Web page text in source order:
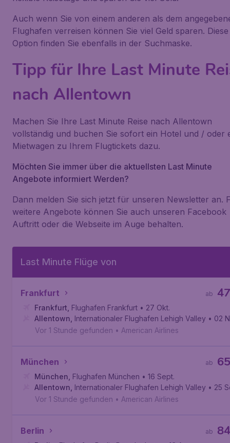
Auch wenn Sie von einem anderen als dem
Flughafen verreisen können Sie viel Geld sparen. Diese
Option finden Sie ebenfalls in der Suchmaske.
Tipp für Ihre Last Minute
nach Allentown
Machen Sie Ihre Last Minute Reise nach Allentown
vollständig und buchen Sie sofort ein Hotel und / oder
Mietwagen zu Ihrem Flugtickets dazu.
Möchten Sie immer über die aktuellsten Last Minute
Angebote informiert Werden?
Dann melden Sie sich jetzt für unseren Newsletter an.
weitere Angebote können Sie auch unseren Facebook
Auftritt oder die Webseite im Auge behalten.
Last Minute Flüge von
Frankfurt ab
Frankfurt Flughafen Frankfurt • 27 Okt.
Allentown Internationaler Flughafen Lehigh Valley • 02
Vor 1 Stunde gefunden • American Airlines
München ab
München Flughafen München • 16 Sept.
Allentown Internationaler Flughafen Lehigh Valley • 25
Vor 1 Stunde gefunden • American Airlines
Berlin ab